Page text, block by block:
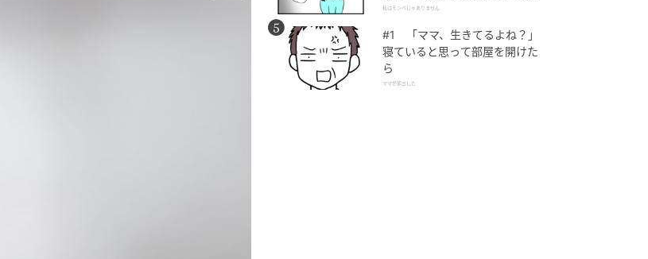
私はモンペじゃありません
#1 「ママ、生きてるよね？」
寝ていると思って部屋を開けた
ら
ママが家出した